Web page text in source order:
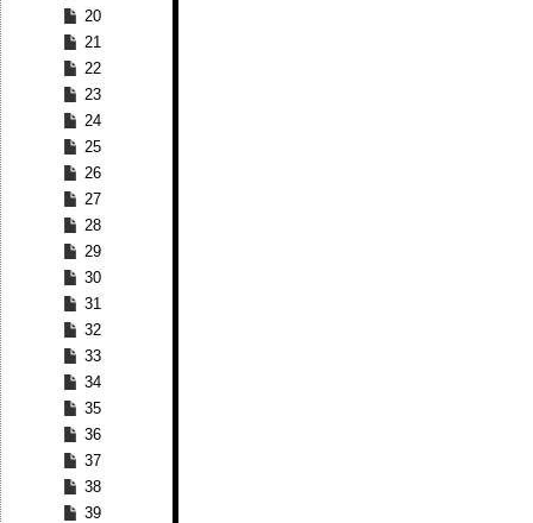
20
21
22
23
24
25
26
27
28
29
30
31
32
33
34
35
36
37
38
39